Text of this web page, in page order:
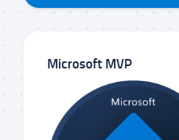
Microsoft MVP